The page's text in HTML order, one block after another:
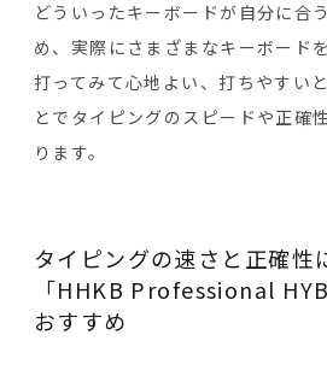
どういったキーボードが自分に合
め、実際にさまざまなキーボード
打ってみて心地よい、打ちやすい
とでタイピングのスピードや正確
ります。
タイピングの速さと正確性
「HHKB Professional
おすすめ